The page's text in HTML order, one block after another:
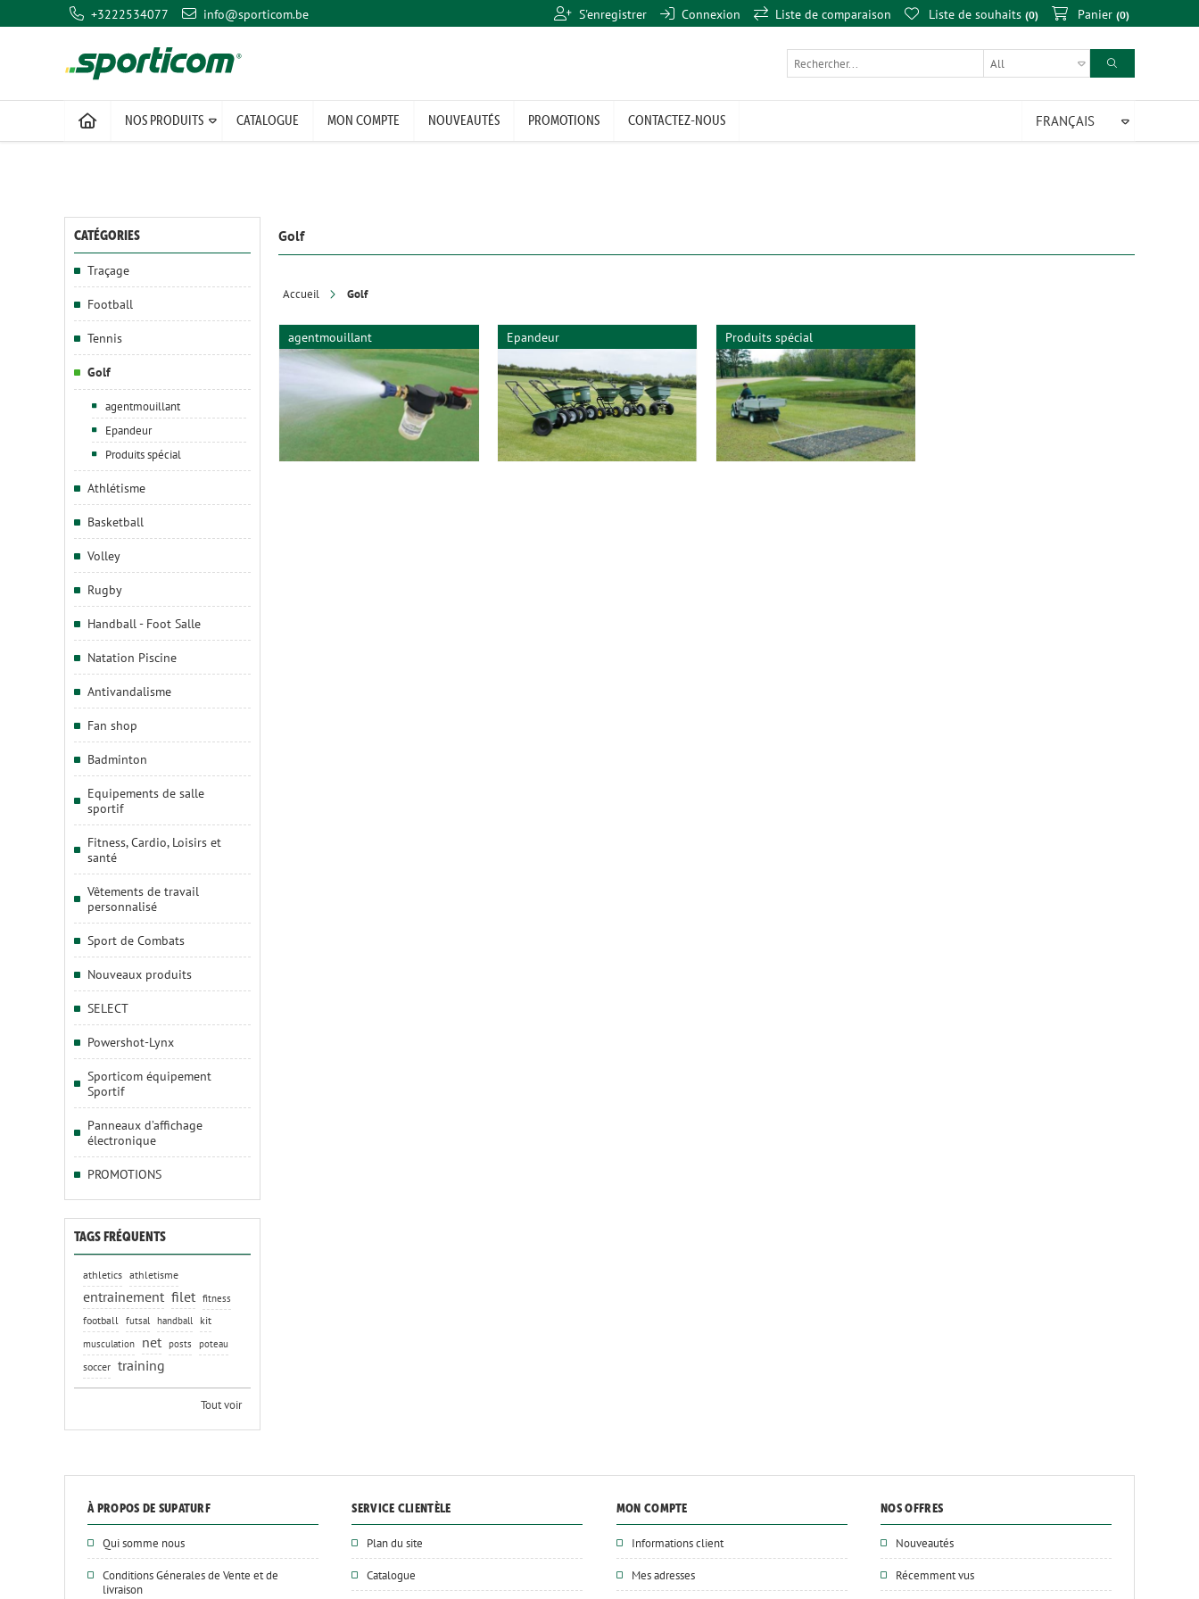
+3222534077 info@sporticom.be S'enregistrer Connexion Liste de comparaison Liste de souhaits 0 Panier 0
NOS PRODUITS CATALOGUE MON COMPTE NOUVEAUTÉS PROMOTIONS CONTACTEZ-NOUS
Golf
Accueil Golf
agentmouillant Epandeur Produits spécial
CATÉGORIES
Traçage
Football
Tennis
Golf
agentmouillant
Epandeur
Produits spécial
Athlétisme
Basketball
Volley
Rugby
Handball - Foot Salle
Natation Piscine
Antivandalisme
Fan shop
Badminton
Equipements de salle
sportif
Fitness, Cardio, Loisirs et
santé
Vêtements de travail
personnalisé
Sport de Combats
Nouveaux produits
SELECT
Powershot-Lynx
Sporticom équipement
Sportif
Panneaux d’affichage
électronique
PROMOTIONS
TAGS FRÉQUENTS
athletics athletisme
entrainement filet fitness
football futsal handball kit
musculation net posts poteau
soccer training
Tout voir
À PROPOS DE SUPATURF
Qui somme nous
Conditions Génerales de Vente et de
livraison
SERVICE CLIENTÈLE
Plan du site
Catalogue
MON COMPTE
Informations client
Mes adresses
NOS OFFRES
Nouveautés
Récemment vus